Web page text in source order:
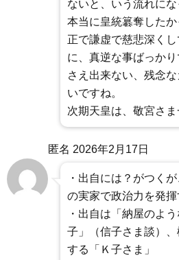
ないと、いう流れにな
本当に皇統簒奪した
正で謙虚で慈悲深く
に、真逆な事ばっか
さえ出来ない、残念
いですね。
次期天皇は、敬宮さま
匿名 2026年2月17日
・出自には？がつく
の実家で政治力を発揮
・出自は「納屋のよ
子」（信子さま談）
する「Ｋ子さま」